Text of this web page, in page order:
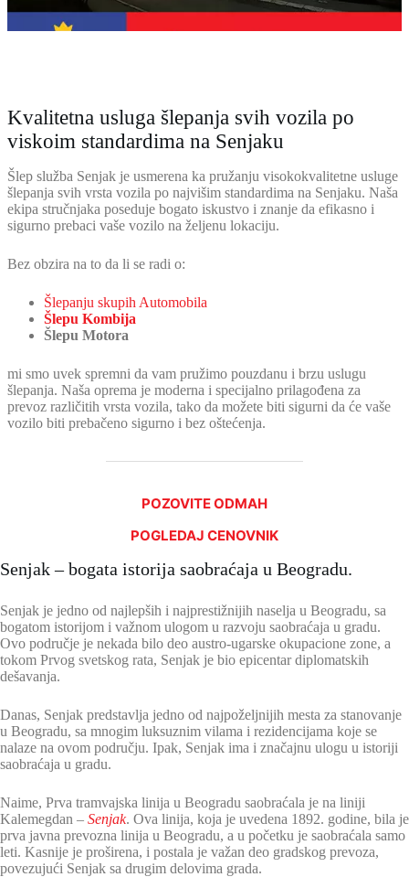
Kvalitetna usluga šlepanja svih vozila po
viskoim standardima na Senjaku
Šlep služba Senjak je usmerena ka pružanju visokokvalitetne usluge
šlepanja svih vrsta vozila po najvišim standardima na Senjaku. Naša
ekipa stručnjaka poseduje bogato iskustvo i znanje da efikasno i
sigurno prebaci vaše vozilo na željenu lokaciju.
Bez obzira na to da li se radi o:
Šlepanju skupih Automobila
Šlepu Kombija
Šlepu Motora
mi smo uvek spremni da vam pružimo pouzdanu i brzu uslugu
šlepanja. Naša oprema je moderna i specijalno prilagođena za
prevoz različitih vrsta vozila, tako da možete biti sigurni da će vaše
vozilo biti prebačeno sigurno i bez oštećenja.
POZOVITE ODMAH
POGLEDAJ CENOVNIK
Senjak – bogata istorija saobraćaja u Beogradu.
Senjak je jedno od najlepših i najprestižnijih naselja u Beogradu, sa
bogatom istorijom i važnom ulogom u razvoju saobraćaja u gradu.
Ovo područje je nekada bilo deo austro-ugarske okupacione zone, a
tokom Prvog svetskog rata, Senjak je bio epicentar diplomatskih
dešavanja.
Danas, Senjak predstavlja jedno od najpoželjnijih mesta za stanovanje
u Beogradu, sa mnogim luksuznim vilama i rezidencijama koje se
nalaze na ovom području. Ipak, Senjak ima i značajnu ulogu u istoriji
saobraćaja u gradu.
Naime, Prva tramvajska linija u Beogradu saobraćala je na liniji
Kalemegdan – Senjak. Ova linija, koja je uvedena 1892. godine, bila je
prva javna prevozna linija u Beogradu, a u početku je saobraćala samo
leti. Kasnije je proširena, i postala je važan deo gradskog prevoza,
povezujući Senjak sa drugim delovima grada.